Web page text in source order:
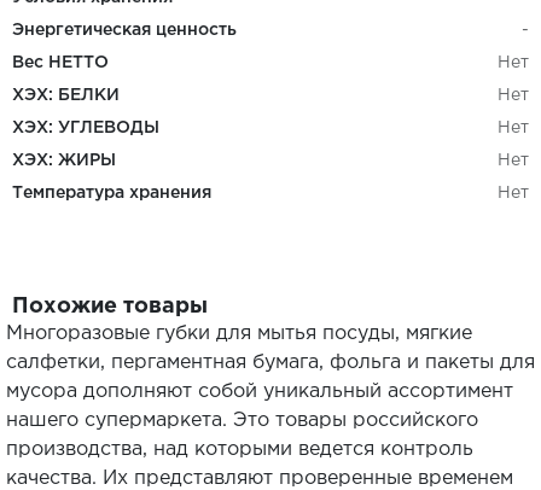
Энергетическая ценность -
Вес НЕТТО Нет
ХЭХ: БЕЛКИ Нет
ХЭХ: УГЛЕВОДЫ Нет
ХЭХ: ЖИРЫ Нет
Температура хранения Нет
Похожие товары
Многоразовые губки для мытья посуды, мягкие
салфетки, пергаментная бумага, фольга и пакеты для
мусора дополняют собой уникальный ассортимент
нашего супермаркета. Это товары российского
производства, над которыми ведется контроль
качества. Их представляют проверенные временем